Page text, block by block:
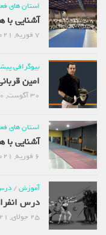
استان های
آشنایی
7 فوریه, 2021
بیوگرافی
امین
30 آگوست, 2020
استان های
آشنایی با
6 فوریه, 2021
آموزش/
درس
25 جولای, 2021